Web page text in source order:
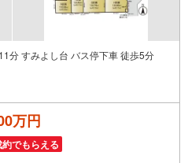
分 すみよし台 バス停下車 徒歩5分
万円
でもらえる